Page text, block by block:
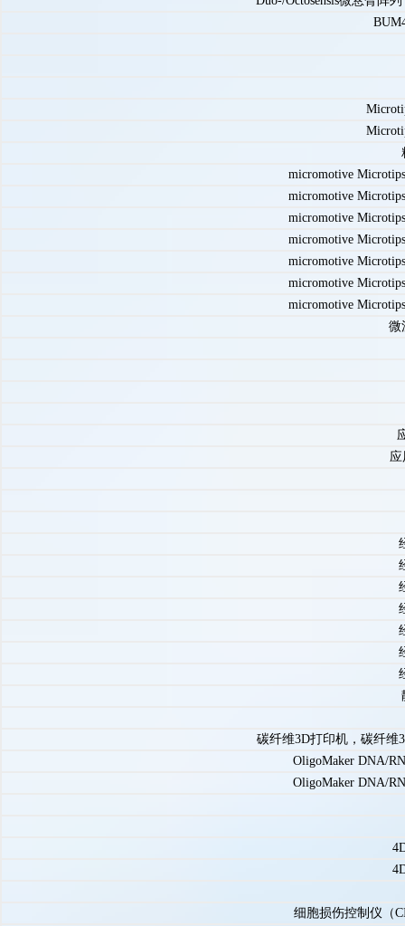
micromotive
micromotive
micromotive
micromotive
micromotive
micromotive
micromotive
微
碳纤维3D打印机，碳纤维
OligoMaker DNA/
OligoMaker DNA/
细胞损伤控制仪（